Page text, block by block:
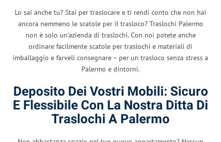
Lo sai anche tu? Stai per traslocare e ti rendi conto che non hai
ancora nemmeno le scatole per il trasloco? Traslochi Palermo
non è solo un’azienda di traslochi. Con noi potete anche
ordinare facilmente scatole per traslochi e materiali di
imballaggio e farveli consegnare – per un trasloco senza stress a
Palermo e dintorni.
Deposito Dei Vostri Mobili: Sicuro
E Flessibile Con La Nostra Ditta Di
Traslochi A Palermo